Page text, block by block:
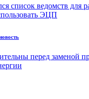
список ведомств для
ЭЦП
перед заменой